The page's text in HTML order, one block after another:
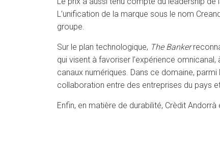
L’unification de la marque sous le nom
groupe.
Sur le plan technologique, The Banker
qui visent à favoriser l’expérience
canaux numériques. Dans ce domaine,
collaboration entre des entreprises du pays
Enfin, en matière de durabilité, Crèdit